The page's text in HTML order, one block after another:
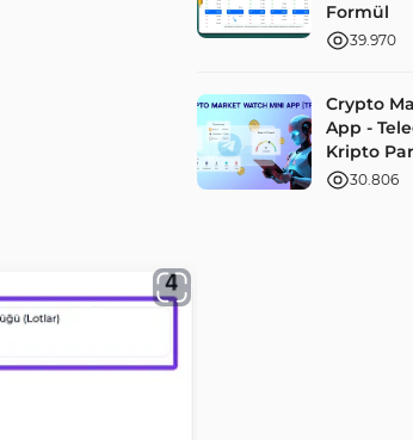
Formül
39.970
Crypto
App -
Kripto
30.806